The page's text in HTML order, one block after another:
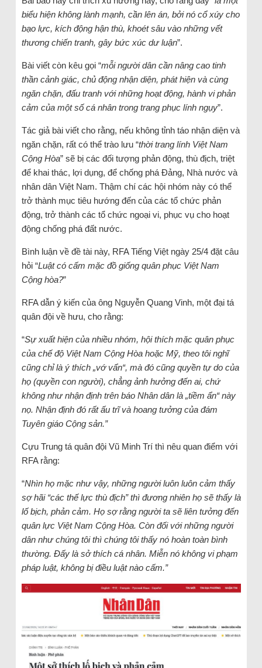
biểu hiện không lành mạnh, cần lên án, bởi nó cổ xúy cho
bạo lực, kích động hận thù, khoét sâu vào những vết
thương chiến tranh, gây bức xúc dư luận”.
Bài viết còn kêu gọi “mỗi người dân cần nâng cao tinh
thần cảnh giác, chủ động nhận diện, phát hiện và cùng
ngăn chặn, đấu tranh với những hoạt động, hành vi phản
cảm của một số cá nhân trong trang phục lính ngụy”.
Tác giả bài viết cho rằng, nếu không tỉnh táo nhận diện và
ngăn chặn, rất có thể trào lưu “thời trang lính Việt Nam
Cộng Hòa” sẽ bị các đối tượng phản động, thù địch, triệt
để khai thác, lợi dụng, để chống phá Đảng, Nhà nước và
nhân dân Việt Nam. Thậm chí các hội nhóm này có thể
trở thành mục tiêu hướng đến của các tổ chức phản
động, trở thành các tổ chức ngoại vi, phục vụ cho hoạt
động chống phá đất nước.
Bình luận về đề tài này, RFA Tiếng Việt ngày 25/4 đặt câu
hỏi “Luật có cấm mặc đồ giống quân phục Việt Nam
Cộng hòa?”
RFA dẫn ý kiến của ông Nguyễn Quang Vinh, một đại tá
quân đội về hưu, cho rằng:
“Sự xuất hiện của nhiều nhóm, hội thích mặc quân phục
của chế độ Việt Nam Cộng Hòa hoặc Mỹ, theo tôi nghĩ
cũng chỉ là ý thích „vớ vẩn“, mà đó cũng quyền tự do của
họ (quyền con người), chẳng ảnh hưởng đến ai, chứ
không như nhận định trên báo Nhân dân là „tiềm ẩn“ này
nọ. Nhận định đó rất ấu trĩ và hoang tưởng của đám
Tuyên giáo Cộng sản.”
Cựu Trung tá quân đội Vũ Minh Trí thì nêu quan điểm với
RFA rằng:
“Nhìn họ mặc như vậy, những người luôn luôn cảm thấy
sợ hãi “các thế lực thù địch” thì đương nhiên họ sẽ thấy là
lố bịch, phản cảm. Họ sợ rằng người ta sẽ liên tưởng đến
quân lực Việt Nam Cộng Hòa. Còn đối với những người
dân như chúng tôi thì chúng tôi thấy nó hoàn toàn bình
thường. Đấy là sở thích cá nhân. Miễn nó không vi phạm
pháp luật, không bị điều luật nào cấm.”